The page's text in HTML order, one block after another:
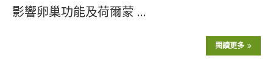
影響卵巢功能及荷爾蒙 …
閱讀更多